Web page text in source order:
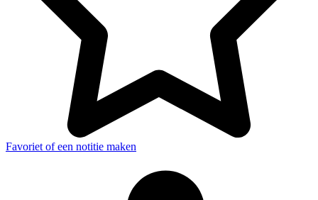
Favoriet of een notitie maken